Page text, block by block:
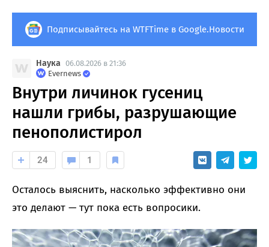
Подписывайтесь на WTFTime в Google.Новости
Наука 06.08.2026 в 21:36
Evernews
Внутри личинок гусениц
нашли грибы, разрушающие
пенополистирол
24 1
Осталось выяснить, насколько эффективно они
это делают — тут пока есть вопросики.